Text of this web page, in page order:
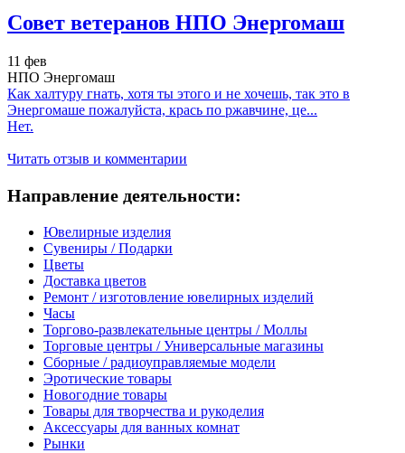
Совет ветеранов НПО Энергомаш
11 фев
НПО Энергомаш
Как халтуру гнать, хотя ты этого и не хочешь, так это в
Энергомаше пожалуйста, крась по ржавчине, це...
Нет.
Читать отзыв и комментарии
Направление деятельности:
Ювелирные изделия
Сувениры / Подарки
Цветы
Доставка цветов
Ремонт / изготовление ювелирных изделий
Часы
Торгово-развлекательные центры / Моллы
Торговые центры / Универсальные магазины
Сборные / радиоуправляемые модели
Эротические товары
Новогодние товары
Товары для творчества и рукоделия
Аксессуары для ванных комнат
Рынки